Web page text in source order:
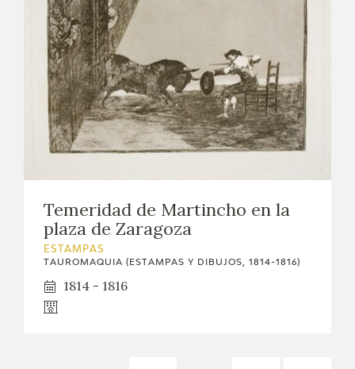
Temeridad de Martincho en la
plaza de Zaragoza
ESTAMPAS
TAUROMAQUIA (ESTAMPAS Y DIBUJOS, 1814-1816)
1814 - 1816